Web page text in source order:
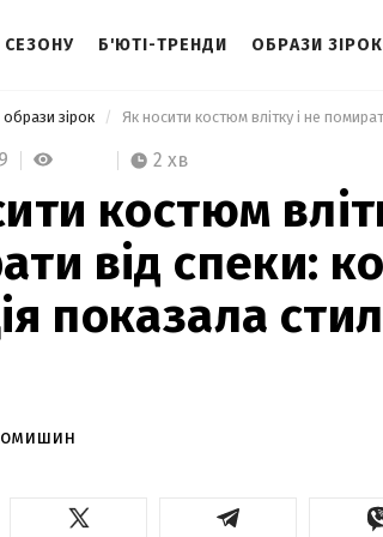
СЕЗОНУ Б'ЮТІ-ТРЕНДИ ОБРАЗИ ЗІРОК
зірок
2 хв
костюм
від спеки:
показала